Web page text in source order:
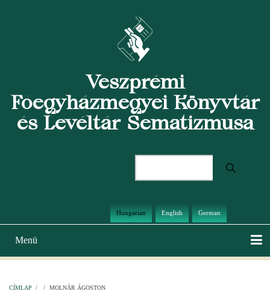
Veszprémi
Főegyházmegyei Könyvtár
és Levéltár Sematizmusa
Hungarian English German
Main
navigation
Menü
CÍMLAP / / MOLNÁR ÁGOSTON